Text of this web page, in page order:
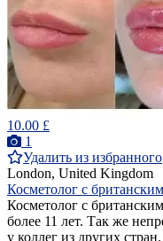
10.00 £
1
Удалить из избранного
London, United Kingdom
Косметолог с
Косметолог с
более 11 лет. Так же
у коллег из других